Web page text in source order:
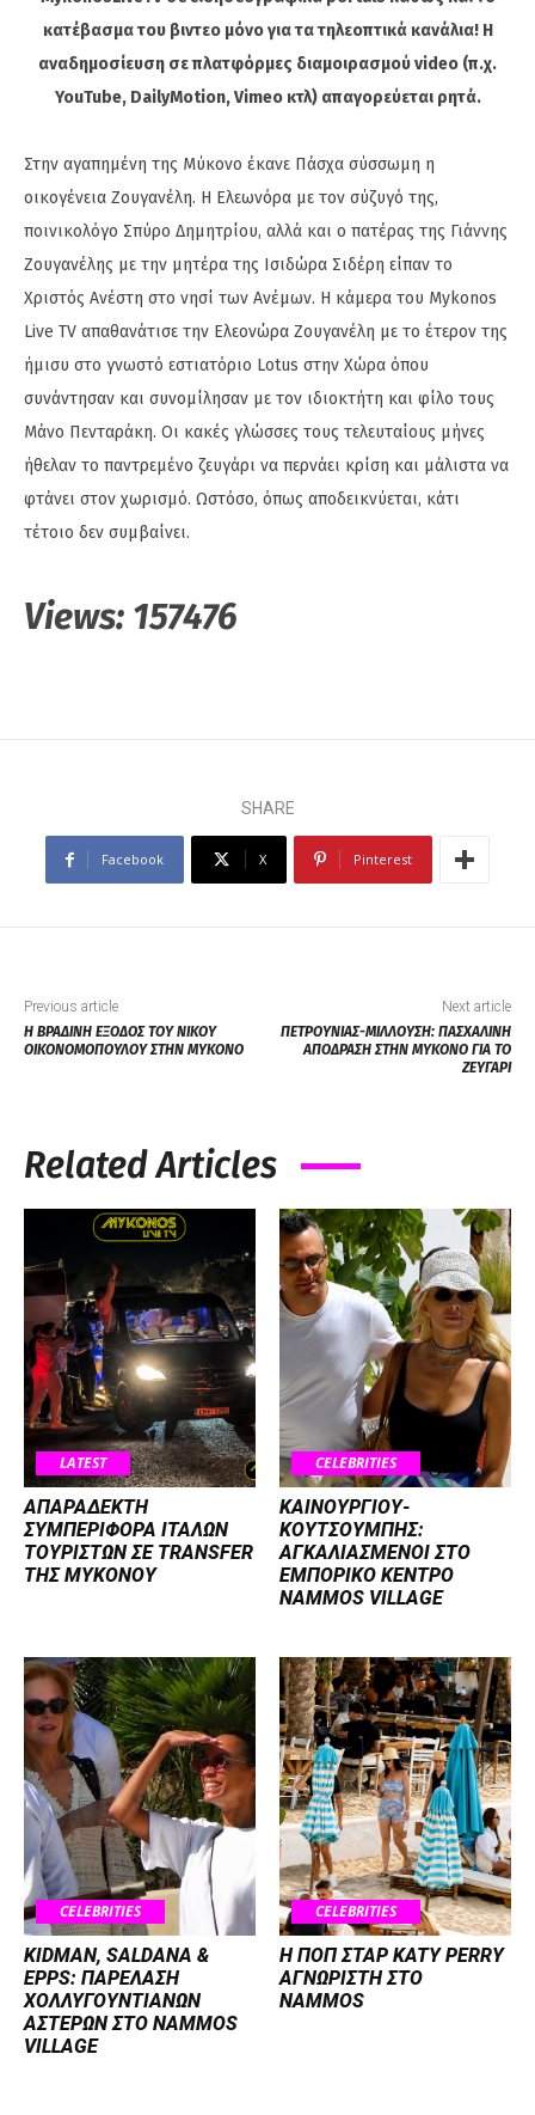
κατέβασμα του βιντεο μόνο για τα τηλεοπτικά κανάλια! Η
αναδημοσίευση σε πλατφόρμες διαμοιρασμού video (π.χ.
YouTube, DailyMotion, Vimeo κτλ) απαγορεύεται ρητά.
Στην αγαπημένη της Μύκονο έκανε Πάσχα σύσσωμη η
οικογένεια Ζουγανέλη. Η Ελεωνόρα με τον σύζυγό της,
ποινικολόγο Σπύρο Δημητρίου, αλλά και ο πατέρας της Γιάννης
Ζουγανέλης με την μητέρα της Ισιδώρα Σιδέρη είπαν το
Χριστός Ανέστη στο νησί των Ανέμων. Η κάμερα του Mykonos
Live TV απαθανάτισε την Ελεονώρα Ζουγανέλη με το έτερον της
ήμισυ στο γνωστό εστιατόριο Lotus στην Χώρα όπου
συνάντησαν και συνομίλησαν με τον ιδιοκτήτη και φίλο τους
Μάνο Πενταράκη. Οι κακές γλώσσες τους τελευταίους μήνες
ήθελαν το παντρεμένο ζευγάρι να περνάει κρίση και μάλιστα να
φτάνει στον χωρισμό. Ωστόσο, όπως αποδεικνύεται, κάτι
τέτοιο δεν συμβαίνει.
Views: 157476
SHARE
Facebook X Pinterest
Previous article
Η ΒΡΑΔΙΝΗ ΕΞΟΔΟΣ ΤΟΥ ΝΙΚΟΥ
ΟΙΚΟΝΟΜΟΠΟΥΛΟΥ ΣΤΗΝ ΜΥΚΟΝΟ
Next article
ΠΕΤΡΟΥΝΙΑΣ-ΜΙΛΛΟΥΣΗ: ΠΑΣΧΑΛΙΝΗ
ΑΠΟΔΡΑΣΗ ΣΤΗΝ ΜΥΚΟΝΟ ΓΙΑ ΤΟ
ΖΕΥΓΑΡΙ
Related Articles
LATEST
ΑΠΑΡΑΔΕΚΤΗ
ΣΥΜΠΕΡΙΦΟΡΑ ΙΤΑΛΩΝ
ΤΟΥΡΙΣΤΩΝ ΣΕ TRANSFER
ΤΗΣ ΜΥΚΟΝΟΥ
CELEBRITIES
ΚΑΙΝΟΥΡΓΙΟΥ-
ΚΟΥΤΣΟΥΜΠΗΣ:
ΑΓΚΑΛΙΑΣΜΕΝΟΙ ΣΤΟ
ΕΜΠΟΡΙΚΟ ΚΕΝΤΡΟ
NAMMOS VILLAGE
CELEBRITIES
KIDMAN, SALDANA &
EPPS: ΠΑΡΕΛΑΣΗ
ΧΟΛΛΥΓΟΥΝΤΙΑΝΩΝ
ΑΣΤΕΡΩΝ ΣΤΟ NAMMOS
VILLAGE
CELEBRITIES
H ΠΟΠ ΣΤΑΡ KATY PERRY
ΑΓΝΩΡΙΣΤΗ ΣΤΟ
NAMMOS